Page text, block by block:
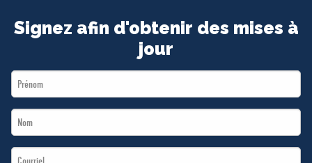
BOUTIQUE
Signez afin d'obtenir des mises à
jour
First
Name
Last
Name
Email